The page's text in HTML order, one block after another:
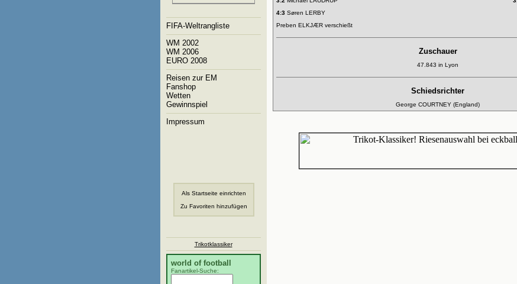
FIFA-Weltrangliste
WM 2002
WM 2006
EURO 2008
Reisen zur EM
Fanshop
Wetten
Gewinnspiel
Impressum
Als Startseite einrichten
Zu Favoriten hinzufügen
Trikotklassiker
world of football
Fanartikel-Suche:
4:3 Søren LERBY
Preben ELKJÆR verschießt
Zuschauer
47.843 in Lyon
Schiedsrichter
George COURTNEY (England)